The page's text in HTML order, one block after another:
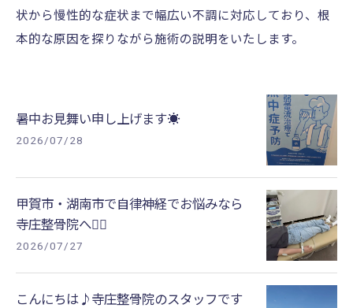
状から慢性的な症状まで幅広い不調に対応しており、根
本的な原因を探りながら施術の説明をいたします。
暑中お見舞い申し上げます☀
2026/07/28
甲賀市・湖南市で自律神経でお悩みなら
寺庄整骨院へ🚴‍♂️
2026/07/27
こんにちは♪寺庄整骨院のスタッフです